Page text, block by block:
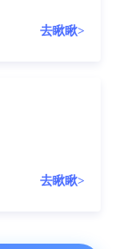
去瞅瞅>
去瞅瞅>